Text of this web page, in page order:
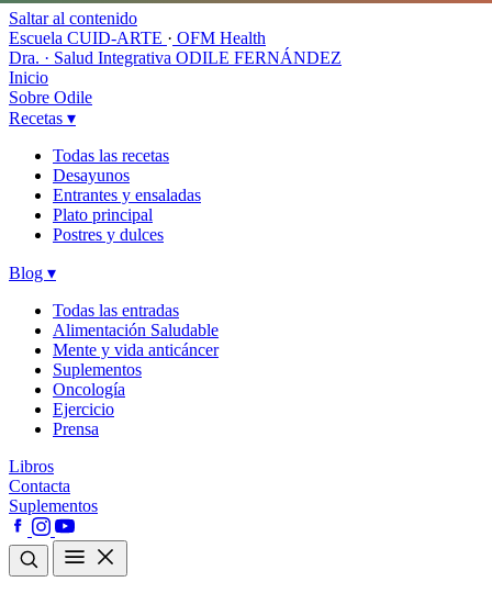
Saltar al contenido
Escuela CUID-ARTE · OFM Health
Dra. · Salud Integrativa ODILE FERNÁNDEZ
Inicio
Sobre Odile
Recetas ▾
Todas las recetas
Desayunos
Entrantes y ensaladas
Plato principal
Postres y dulces
Blog ▾
Todas las entradas
Alimentación Saludable
Mente y vida anticáncer
Suplementos
Oncología
Ejercicio
Prensa
Libros
Contacta
Suplementos